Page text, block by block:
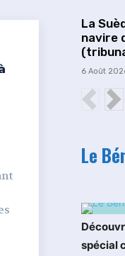
La
navire
6 Août
Le
spécial